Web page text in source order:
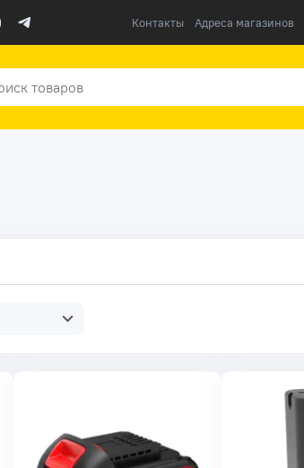
Контакты Адреса магазинов